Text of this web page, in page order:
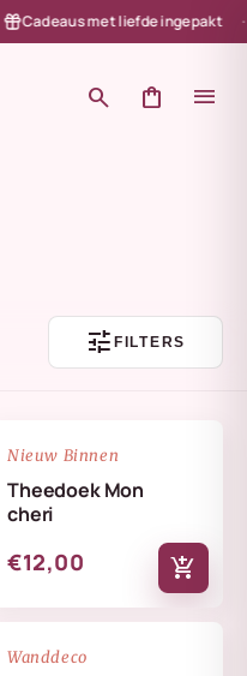
Cadeaus met liefde ingepakt
search shopping_bag menu
tuneFILTERS
NIEUW
Nieuw Binnen
Theedoek Mon
cheri
€12,00 add_shopping_cart
Wanddeco